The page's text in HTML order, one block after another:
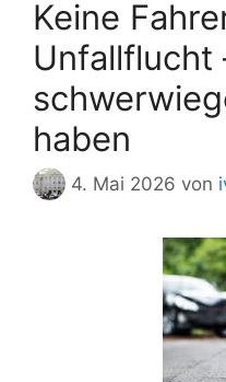
Keine
Unfallflucht
haben
4. Mai 2026 von